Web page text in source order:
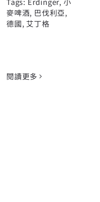
麥啤酒, 巴伐利亞,
德國, 艾丁格
閱讀更多